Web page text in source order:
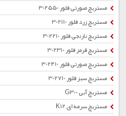
مستربچ صورتی فلور 302550
مستربچ زرد فلور 302110
مستربچ نارنجی فلور 302210
مستربچ قرمز فلور 302310
مستربچ صورتی فلور 302410
مستربچ سبز فلور 302710
مستربچ آبی G300
مستربچ سرمه ای K12